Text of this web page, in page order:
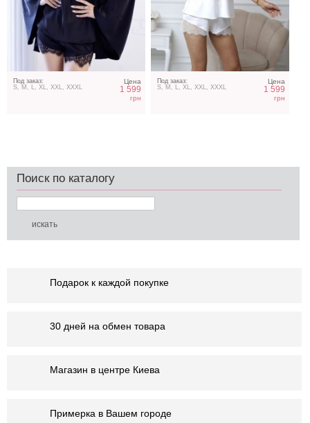
Под заказ:
S, M, L, XL, XXL, XXXL
Цена
1 599
грн
Под заказ:
S, M, L, XL, XXL, XXXL
Цена
1 599
грн
Поиск по каталогу
Подарок к каждой покупке
30 дней на обмен товара
Магазин в центре Киева
Примерка в Вашем городе